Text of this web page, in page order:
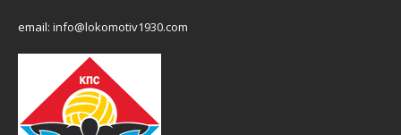
email: info@lokomotiv1930.com